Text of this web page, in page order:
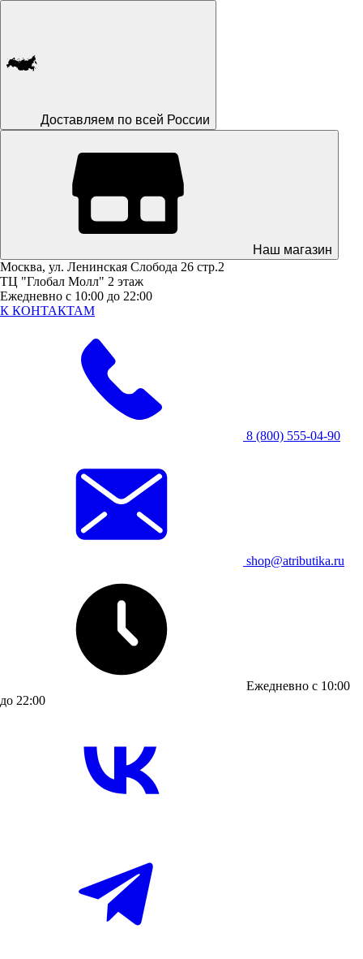
Доставляем по всей России
Наш магазин
Москва, ул. Ленинская Слобода 26 стр.2
ТЦ "Глобал Молл" 2 этаж
Ежедневно с 10:00 до 22:00
К КОНТАКТАМ
8 (800) 555-04-90
shop@atributika.ru
Ежедневно с 10:00
до 22:00